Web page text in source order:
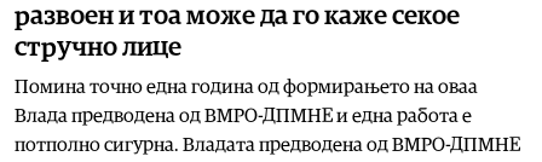
развоен и тоа може да го каже секое
стручно лице
Помина точно една година од формирањето на оваа
Влада предводена од ВМРО-ДПМНЕ и една работа е
потполно сигурна. Владата предводена од ВМРО-ДПМНЕ